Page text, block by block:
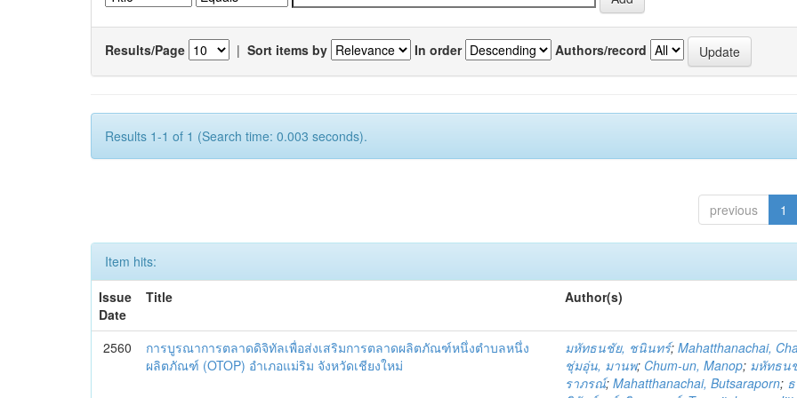
Results/Page | Sort items by In order Authors/record
Results 1-1 of 1 (Search time: 0.003 seconds).
previous 1
Item hits:
Issue
Date
Title Author(s)
2560
การบูรณาการตลาดดิจิทัลเพื่อส่งเสริมการตลาดผลิตภัณฑ์หนึ่งตำบลหนึ่ง
ผลิตภัณฑ์ (OTOP) อำเภอแม่ริม จังหวัดเชียงใหม่
มหัทธนชัย, ชนินทร์;Mahatthanachai,
ชุ่มอุ่น, มานพ; Chum-un, Manop; มหัทธน
ราภรณ์;Mahatthanachai, Butsaraporn;